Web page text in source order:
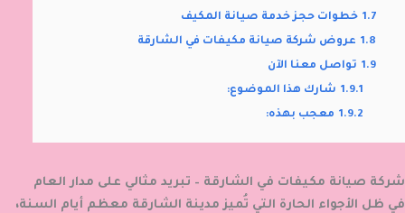
1.7 خطوات حجز خدمة صيانة المكيف
1.8 عروض شركة صيانة مكيفات في الشارقة
1.9 تواصل معنا الآن
1.9.1 شارك هذا الموضوع:
1.9.2 معجب بهذه:
شركة صيانة مكيفات في الشارقة – تبريد مثالي على مدار العام
في ظل الأجواء الحارة التي تُميز مدينة الشارقة معظم أيام السنة،